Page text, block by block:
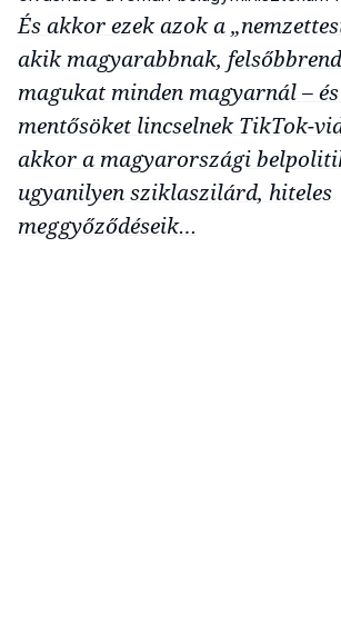
És akkor ezek azok a
akik magyarabbnak,
magukat minden magyarnál –
mentősöket lincselnek TikTok-
akkor a magyarországi
ugyanilyen sziklaszilárd, hiteles
meggyőződéseik…